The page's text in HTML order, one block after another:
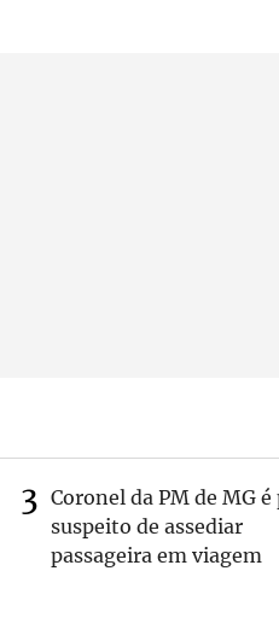
Coronel da PM de MG é
suspeito de assediar
passageira em viagem